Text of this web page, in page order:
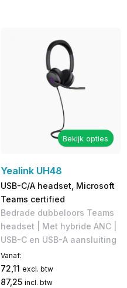
Bekijk opties
Yealink UH48
USB-C/A headset, Microsoft
Teams certified
Bedrade dubbeloors Teams
headset | Met hybride ANC |
USB-C en USB-A aansluiting
Vanaf:
72,11 excl. btw
87,25 incl. btw